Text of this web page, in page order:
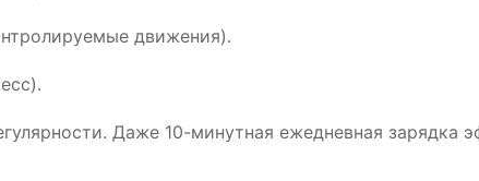
движения).
Даже 10-минутная ежедневная зарядка